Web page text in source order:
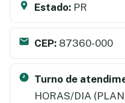
Estado: PR
CEP: 87360-000
Turno de
HORAS/DIA